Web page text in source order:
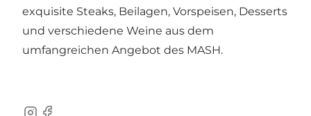
exquisite Steaks, Beilagen, Vorspeisen, Desserts
und verschiedene Weine aus dem
umfangreichen Angebot des MASH.